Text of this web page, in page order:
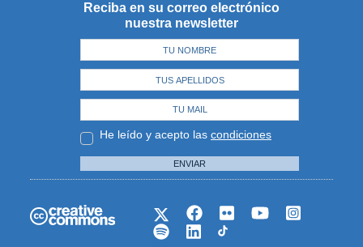
Reciba en su correo electrónico
nuestra newsletter
He leído y acepto las condiciones
ENVIAR